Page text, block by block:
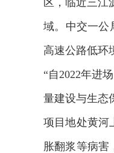
区，临近三江
域。中交一公
高速公路低环
“自2022年进
量建设与生态
项目地处黄河
胀翻浆等病害